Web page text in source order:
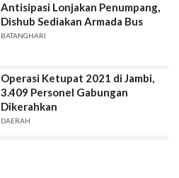
Antisipasi Lonjakan Penumpang,
Dishub Sediakan Armada Bus
BATANGHARI
Operasi Ketupat 2021 di Jambi,
3.409 Personel Gabungan
Dikerahkan
DAERAH